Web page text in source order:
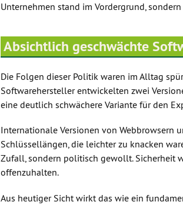
Unternehmen stand im Vordergrund,
Absichtlich geschwächte
Die Folgen dieser Politik waren im Alltag
Softwarehersteller entwickelten zwei
eine deutlich schwächere Variante für den
Internationale Versionen von Webbrowsern
Schlüssellängen, die leichter zu knacken
Zufall, sondern politisch gewollt. Sicherheit
offenzuhalten.
Aus heutiger Sicht wirkt das wie ein